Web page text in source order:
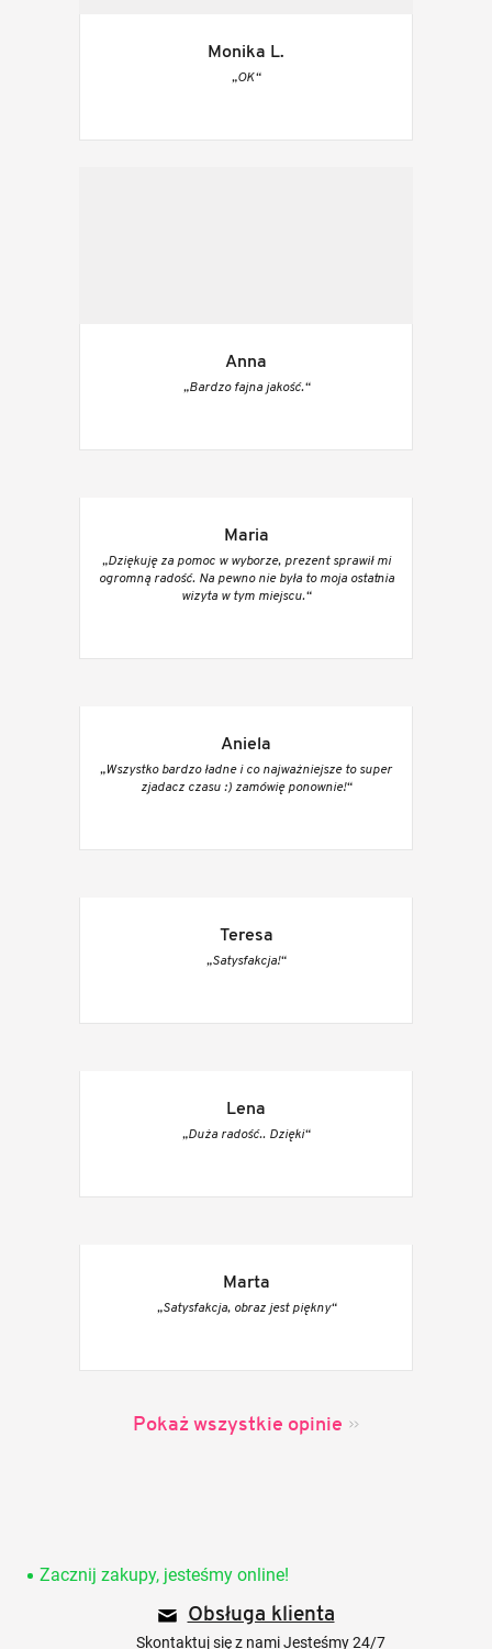
Monika L.
„OK“
Anna
„Bardzo fajna jakość.“
Maria
„Dziękuję za pomoc w wyborze, prezent sprawił mi
ogromną radość. Na pewno nie była to moja ostatnia
wizyta w tym miejscu.“
Aniela
„Wszystko bardzo ładne i co najważniejsze to super
zjadacz czasu :) zamówię ponownie!“
Teresa
„Satysfakcja!“
Lena
„Duża radość.. Dzięki“
Marta
„Satysfakcja, obraz jest piękny“
Pokaż wszystkie opinie
Zacznij zakupy, jesteśmy online!
Obsługa klienta
Skontaktuj się z nami Jesteśmy 24/7